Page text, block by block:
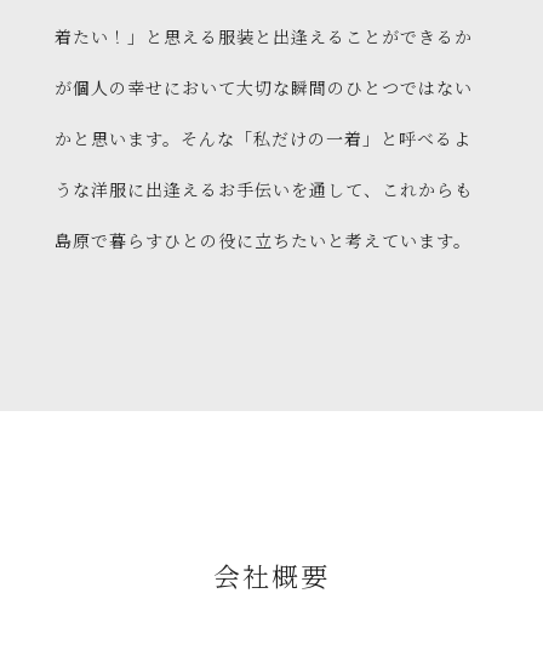
着たい！」と思える服装と出逢えることができるか
が個人の幸せにおいて大切な瞬間のひとつではない
かと思います。そんな「私だけの一着」と呼べるよ
うな洋服に出逢えるお手伝いを通して、これからも
島原で暮らすひとの役に立ちたいと考えています。
会社概要